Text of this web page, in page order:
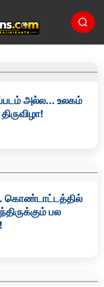
அல்ல... உலகம்
கொண்டாட்டத்தில்
பல